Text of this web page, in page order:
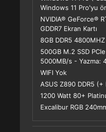
Windows 11 Pro'yu
NVIDIA® GeForce®
GDDR7 Ekran Kartı
8GB DDR5
500GB M.2 SSD
5000MB/s - Yazma:
WIFI Yok
ASUS Z890 DDR5
1200 Watt 80+
Excalibur RGB